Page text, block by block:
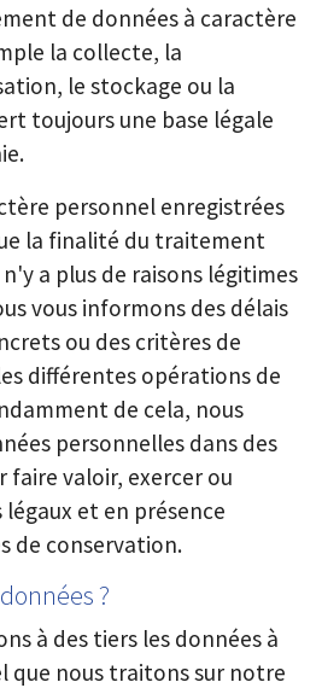
de données à caractère
la collecte, la
le stockage ou la
toujours une base légale
personnel enregistrées
la finalité du traitement
a plus de raisons légitimes
vous informons des délais
ou des critères de
différentes opérations de
de cela, nous
personnelles dans des
faire valoir, exercer ou
et en présence
de conservation.
?
à des tiers les données à
que nous traitons sur notre